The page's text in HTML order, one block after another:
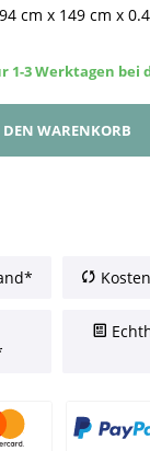
cm x 149 cm x
1-3 Werktagen bei
WARENKORB